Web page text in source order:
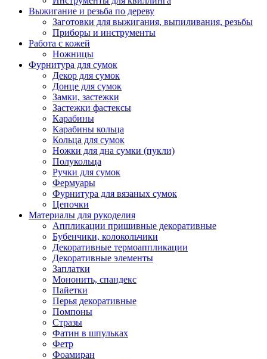
Выжигание и резьба по дереву
Заготовки для выжигания, выпиливания, резьбы
Приборы и инструменты
Работа с кожей
Ножницы
Фурнитура для сумок
Декор для сумок
Донце для сумок
Замки, застежки
Застежки фастексы
Карабины
Карабины кольца
Кольца для сумок
Ножки для дна сумки (пукли)
Полукольца
Ручки для сумок
Фермуары
Фурнитура для вязаных сумок
Цепочки
Материалы для рукоделия
Аппликации пришивные декоративные
Бубенчики, колокольчики
Декоративные термоаппликации
Декоративные элементы
Заплатки
Мононить, спандекс
Пайетки
Перья декоративные
Помпоны
Стразы
Фатин в шпульках
Фетр
Фоамиран